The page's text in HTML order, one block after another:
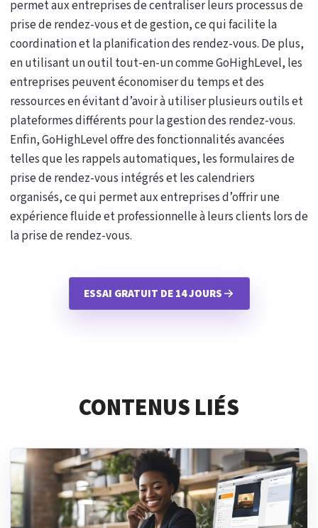
permet aux entreprises de centraliser leurs processus de
prise de rendez-vous et de gestion, ce qui facilite la
coordination et la planification des rendez-vous. De plus,
en utilisant un outil tout-en-un comme GoHighLevel, les
entreprises peuvent économiser du temps et des
ressources en évitant d’avoir à utiliser plusieurs outils et
plateformes différents pour la gestion des rendez-vous.
Enfin, GoHighLevel offre des fonctionnalités avancées
telles que les rappels automatiques, les formulaires de
prise de rendez-vous intégrés et les calendriers
organisés, ce qui permet aux entreprises d’offrir une
expérience fluide et professionnelle à leurs clients lors de
la prise de rendez-vous.
ESSAI GRATUIT DE 14 JOURS
CONTENUS LIÉS